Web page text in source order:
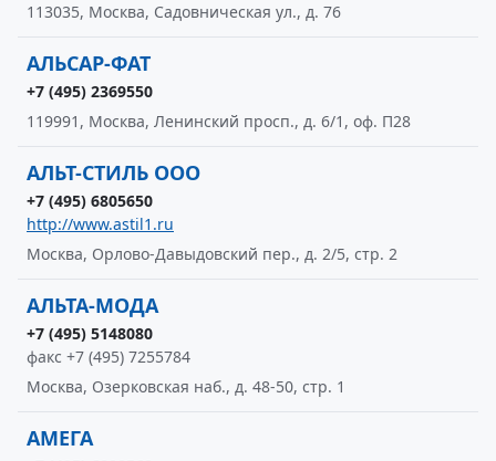
113035, Москва, Садовническая ул., д. 76
АЛЬСАР-ФАТ
+7 (495) 2369550
119991, Москва, Ленинский просп., д. 6/1, оф. П28
АЛЬТ-СТИЛЬ ООО
+7 (495) 6805650
http://www.astil1.ru
Москва, Орлово-Давыдовский пер., д. 2/5, стр. 2
АЛЬТА-МОДА
+7 (495) 5148080
факс +7 (495) 7255784
Москва, Озерковская наб., д. 48-50, стр. 1
АМЕГА